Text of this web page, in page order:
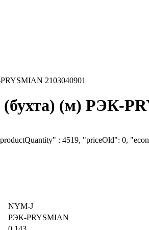
2103040901
(м) РЭК-
: 4519, "priceOld": 0,
NYM-J
РЭК-PRYSMIAN